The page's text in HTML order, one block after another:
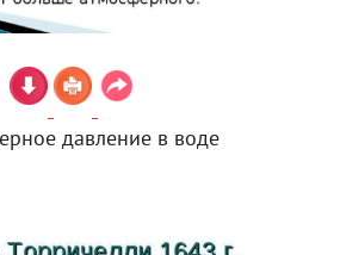
давление в воде